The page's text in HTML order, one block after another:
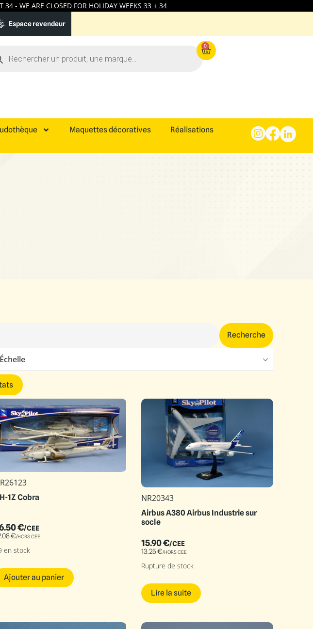
34 - WE ARE CLOSED FOR HOLIDAY WEEKS 33 + 34
Espace revendeur
0
Maquettes décoratives Réalisations
Recherche
Échelle
1Z Cobra
€/CEE
€/HORS CEE
en stock
Ajouter au panier
NR20343
Airbus A380 Airbus Industrie sur
socle
15.90€/CEE
13.25€/HORS CEE
Rupture de stock
Lire la suite